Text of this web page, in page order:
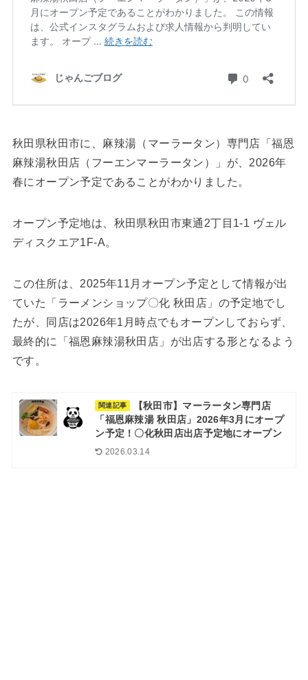
秋田県秋田市に、麻辣湯（マーラータン）専門店「福恩
麻辣湯秋田店（フーエンマーラータン）」が、2026年
春にオープン予定であることがわかりました。
オープン予定地は、秋田県秋田市東通2丁目1-1 ヴェル
ディスクエア1F-A。
この住所は、2025年11月オープン予定として情報が出
ていた「ラーメンショップ〇化 秋田店」の予定地でし
たが、同店は2026年1月時点でもオープンしておらず、
最終的に「福恩麻辣湯秋田店」が出店する形となるよう
です。
関連記事
【秋田市】マーラータン専門店
「福恩麻辣湯 秋田店」2026年3月にオープ
ン予定！〇化秋田店出店予定地にオープン
2026.03.14